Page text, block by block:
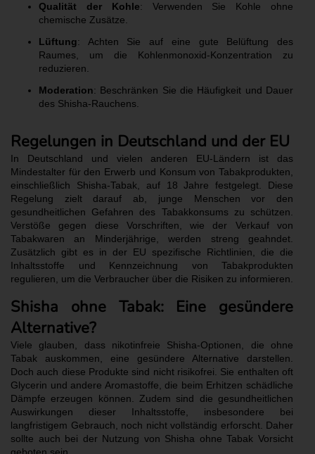
Qualität der Kohle: Verwenden Sie Kohle ohne
chemische Zusätze.
Lüftung: Achten Sie auf eine gute Belüftung des
Raumes, um die Kohlenmonoxid-Konzentration zu
reduzieren.
Moderation: Beschränken Sie die Häufigkeit und Dauer
des Shisha-Rauchens.
Regelungen in Deutschland und der EU
In Deutschland und vielen anderen EU-Ländern ist das
Mindestalter für den Erwerb und Konsum von Tabakprodukten,
einschließlich Shisha-Tabak, auf 18 Jahre festgelegt. Diese
Regelung zielt darauf ab, junge Menschen vor den
gesundheitlichen Gefahren des Tabakkonsums zu schützen.
Verstöße gegen diese Vorschriften, wie der Verkauf von
Tabakwaren an Minderjährige, werden streng geahndet.
Zusätzlich gibt es in der EU spezifische Richtlinien, die die
Inhaltsstoffe und Kennzeichnung von Tabakprodukten
regulieren, um die Verbraucher über die Risiken zu informieren.
Shisha ohne Tabak: Eine gesündere
Alternative?
Viele glauben, dass nikotinfreie Shisha-Optionen, die ohne
Tabak auskommen, eine gesündere Alternative darstellen.
Doch auch diese Produkte sind nicht risikofrei. Sie enthalten oft
Glycerin und andere Aromastoffe, die beim Erhitzen schädliche
Dämpfe erzeugen können. Zudem sind die gesundheitlichen
Auswirkungen dieser Inhaltsstoffe, insbesondere bei
langfristigem Gebrauch, noch nicht vollständig erforscht. Daher
sollte auch bei der Nutzung von Shisha ohne Tabak Vorsicht